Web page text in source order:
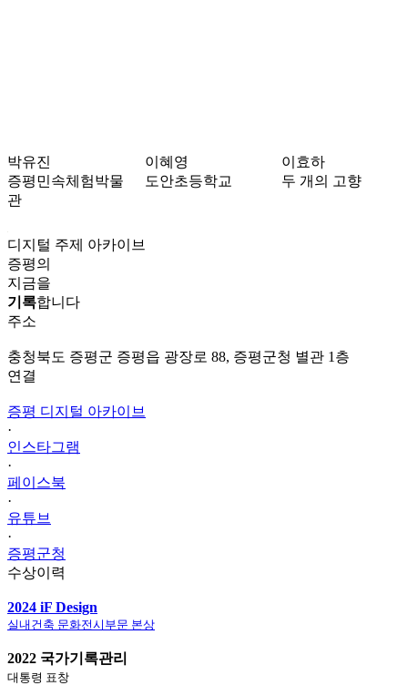
박유진
증평민속체험박물
관
이혜영
도안초등학교
이효하
두 개의 고향
디지털 주제 아카이브
증평의
지금을
기록합니다
주소
충청북도 증평군 증평읍 광장로 88, 증평군청 별관 1층
연결
증평 디지털 아카이브
·
인스타그램
·
페이스북
·
유튜브
·
증평군청
수상이력
2024 iF Design
실내건축 문화전시부문 본상
2022 국가기록관리
대통령 표창